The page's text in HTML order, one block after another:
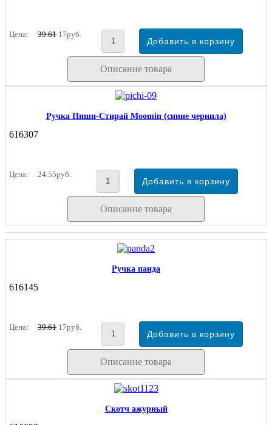
Цена: 39.61 17руб.
Описание товара
Ручка Пиши-Стирай Moomin (синие чернила)
616307
Цена: 24.55руб.
Описание товара
Ручка панда
616145
Цена: 39.61 17руб.
Описание товара
Скотч ажурный